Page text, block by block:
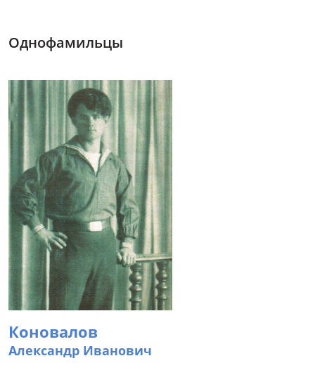
Однофамильцы
Коновалов
Александр Иванович